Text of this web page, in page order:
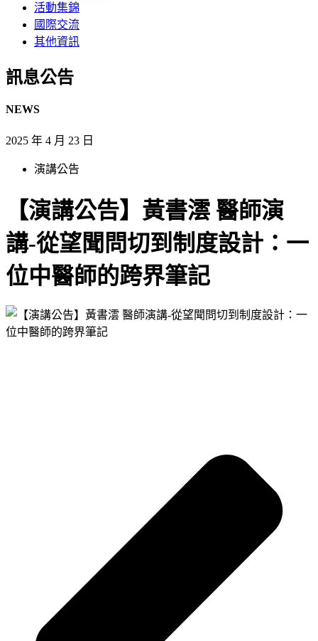
活動集錦
國際交流
其他資訊
訊息公告​
NEWS
2025 年 4 月 23 日
演講公告
【演講公告】黃書澐 醫師演
講-從望聞問切到制度設計：一
位中醫師的跨界筆記